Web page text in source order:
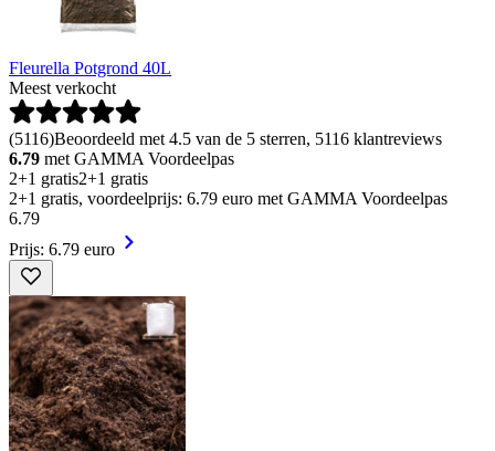
Fleurella Potgrond 40L
Meest verkocht
(5116)Beoordeeld met 4.5 van de 5 sterren, 5116 klantreviews
6.79 met GAMMA Voordeelpas
2+1 gratis2+1 gratis
2+1 gratis, voordeelprijs: 6.79 euro met GAMMA Voordeelpas
6.79
Prijs: 6.79 euro